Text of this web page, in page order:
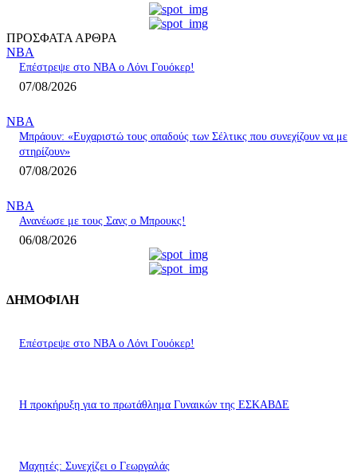
ΠΡΟΣΦΑΤΑ ΑΡΘΡΑ
NBA
Επέστρεψε στο ΝΒΑ ο Λόνι Γουόκερ!
07/08/2026
NBA
Μπράουν: «Ευχαριστώ τους οπαδούς των Σέλτικς που συνεχίζουν να με
στηρίζουν»
07/08/2026
NBA
Ανανέωσε με τους Σανς ο Μπρουκς!
06/08/2026
ΔΗΜΟΦΙΛΗ
Επέστρεψε στο ΝΒΑ ο Λόνι Γουόκερ!
Η προκήρυξη για το πρωτάθλημα Γυναικών της ΕΣΚΑΒΔΕ
Mαχητές: Συνεχίζει ο Γεωργαλάς